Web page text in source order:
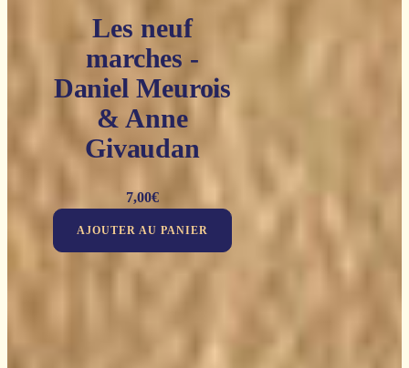
Les neuf
marches -
Daniel Meurois
& Anne
Givaudan
7,00€
AJOUTER AU PANIER